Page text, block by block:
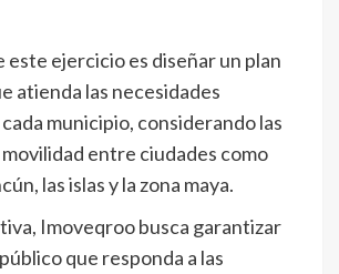
este ejercicio es diseñar un plan
atienda las necesidades
municipio, considerando las
entre ciudades como
las islas y la zona maya.
Imoveqroo busca garantizar
que responda a las